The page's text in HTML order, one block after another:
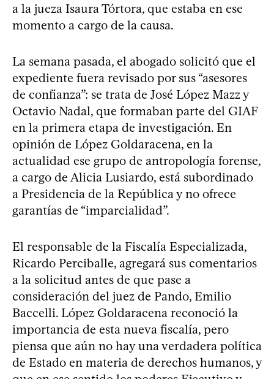
a la jueza Isaura Tórtora, que estaba en ese
momento a cargo de la causa.
La semana pasada, el abogado solicitó que el
expediente fuera revisado por sus “asesores
de confianza”: se trata de José López Mazz y
Octavio Nadal, que formaban parte del GIAF
en la primera etapa de investigación. En
opinión de López Goldaracena, en la
actualidad ese grupo de antropología forense,
a cargo de Alicia Lusiardo, está subordinado
a Presidencia de la República y no ofrece
garantías de “imparcialidad”.
El responsable de la Fiscalía Especializada,
Ricardo Perciballe, agregará sus comentarios
a la solicitud antes de que pase a
consideración del juez de Pando, Emilio
Baccelli. López Goldaracena reconoció la
importancia de esta nueva fiscalía, pero
piensa que aún no hay una verdadera política
de Estado en materia de derechos humanos, y